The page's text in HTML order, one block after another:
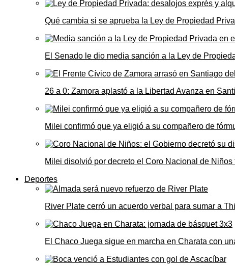
Qué cambia si se aprueba la Ley de Propiedad
El Senado le dio media sanción a la Ley de
26 a 0: Zamora aplastó a la Libertad Avanza en
Milei confirmó que ya eligió a su compañero de
Milei disolvió por decreto el Coro Nacional de
Deportes
River Plate cerró un acuerdo verbal para sumar a
El Chaco Juega sigue en marcha en Charata con